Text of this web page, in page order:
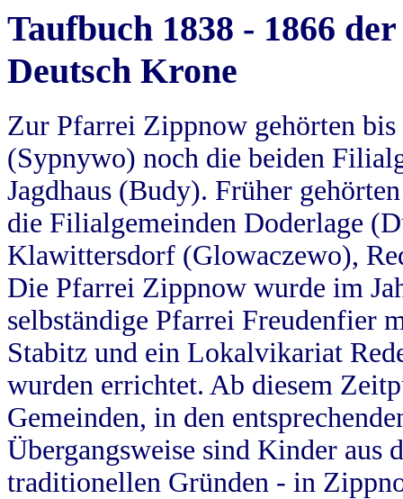
Taufbuch 1838 - 1866
Deutsch Krone
Zur Pfarrei Zippnow gehörten
(Sypnywo) noch die beiden
Jagdhaus (Budy). Früher
die Filialgemeinden Doderlage
Klawittersdorf (Glowaczewo),
Die Pfarrei Zippnow wurde im
selbständige Pfarrei Freudenfier
Stabitz und ein Lokalvikariat
wurden errichtet. Ab diesem
Gemeinden, in den
Übergangsweise sind Kinder aus
traditionellen Gründen - in